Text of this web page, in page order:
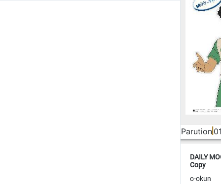
Parution
DAILY
Copy
o-okun